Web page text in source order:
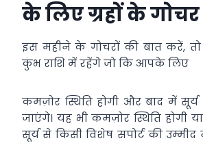
के लिए ग्रहों के गोचर
इस महीने के गोचरों की बात करें, तो
कुंभ राशि में रहेंगे जो कि आपके लिए
कमज़ोर स्थिति होगी और बाद में
जाएंगे। यह भी कमज़ोर स्थिति होगी
सूर्य से किसी विशेष सपोर्ट की उम्मीद